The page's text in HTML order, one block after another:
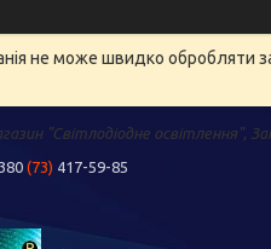
не може швидко обробляти
"Світлодіодне освітлення",
(73) 417-59-85